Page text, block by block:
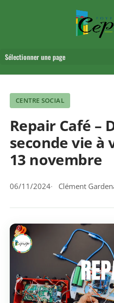
Sélectionner une page
CENTRE SOCIAL
Repair Café –
seconde vie à
13 novembre
06/11/2024 Clément